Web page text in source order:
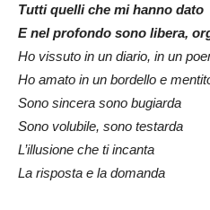
Tutti quelli che mi hanno dato
E nel profondo sono libera,
Ho vissuto in un diario, in un
Ho amato in un bordello e
Sono sincera sono bugiarda
Sono volubile, sono testarda
L’illusione che ti incanta
La risposta e la domanda